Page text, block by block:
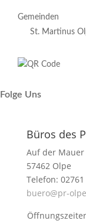
Gemeinden
St. Martinus
Folge Uns
Büros des
Auf der Mauer
57462 Olpe
Telefon: 02761
buero@pr-